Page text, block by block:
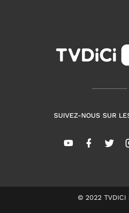
SUIVEZ-NOUS SUR
© 2022 TVDICI